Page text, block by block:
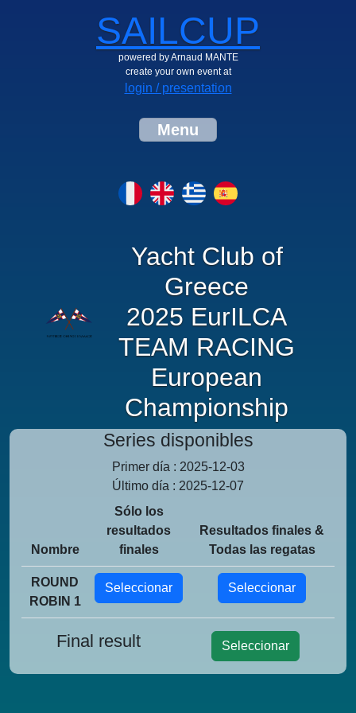
SAILCUP
powered by Arnaud MANTE
create your own event at
login / presentation
Menu
Yacht Club of
Greece
2025 EurILCA
TEAM RACING
European
Championship
Series disponibles
Primer día : 2025-12-03
Último día : 2025-12-07
Nombre
Sólo los
resultados
finales
Resultados finales &
Todas las regatas
ROUND
ROBIN 1
Seleccionar Seleccionar
Final result Seleccionar